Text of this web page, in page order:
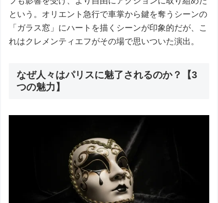
という。オリエント急行で車掌から鍵を奪うシーンの
「ガラス窓」にハートを描くシーンが印象的だが、こ
れはクレメンティエフがその場で思いついた演出。
なぜ人々はパリスに魅了されるのか？【3
つの魅力】